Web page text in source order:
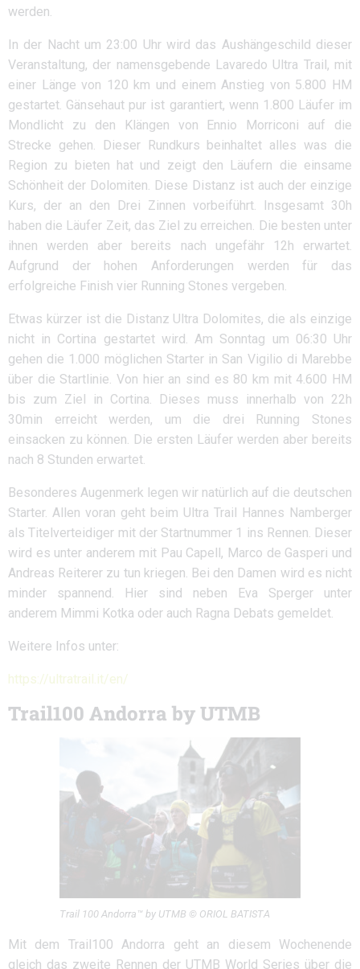
werden.
In der Nacht um 23:00 Uhr wird das Aushängeschild dieser
Veranstaltung, der namensgebende Lavaredo Ultra Trail, mit
einer Länge von 120 km und einem Anstieg von 5.800 HM
gestartet. Gänsehaut pur ist garantiert, wenn 1.800 Läufer im
Mondlicht zu den Klängen von Ennio Morriconi auf die
Strecke gehen. Dieser Rundkurs beinhaltet alles was die
Region zu bieten hat und zeigt den Läufern die einsame
Schönheit der Dolomiten. Diese Distanz ist auch der einzige
Kurs, der an den Drei Zinnen vorbeiführt. Insgesamt 30h
haben die Läufer Zeit, das Ziel zu erreichen. Die besten unter
ihnen werden aber bereits nach ungefähr 12h erwartet.
Aufgrund der hohen Anforderungen werden für das
erfolgreiche Finish vier Running Stones vergeben.
Etwas kürzer ist die Distanz Ultra Dolomites, die als einzige
nicht in Cortina gestartet wird. Am Sonntag um 06:30 Uhr
gehen die 1.000 möglichen Starter in San Vigilio di Marebbe
über die Startlinie. Von hier an sind es 80 km mit 4.600 HM
bis zum Ziel in Cortina. Dieses muss innerhalb von 22h
30min erreicht werden, um die drei Running Stones
einsacken zu können. Die ersten Läufer werden aber bereits
nach 8 Stunden erwartet.
Besonderes Augenmerk legen wir natürlich auf die deutschen
Starter. Allen voran geht beim Ultra Trail Hannes Namberger
als Titelverteidiger mit der Startnummer 1 ins Rennen. Dieser
wird es unter anderem mit Pau Capell, Marco de Gasperi und
Andreas Reiterer zu tun kriegen. Bei den Damen wird es nicht
minder spannend. Hier sind neben Eva Sperger unter
anderem Mimmi Kotka oder auch Ragna Debats gemeldet.
Weitere Infos unter:
https://ultratrail.it/en/
Trail100 Andorra by UTMB
Trail 100 Andorra™ by UTMB © ORIOL BATISTA
Mit dem Trail100 Andorra geht an diesem Wochenende
gleich das zweite Rennen der UTMB World Series über die